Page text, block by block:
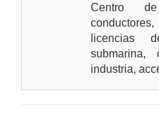
Centro
licencias
submarina,
industria,